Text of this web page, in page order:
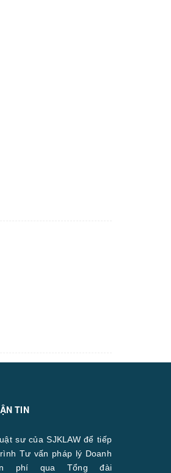
TIN
sư của SJKLAW để tiếp
Tư vấn pháp lý Doanh
phí qua Tổng đài